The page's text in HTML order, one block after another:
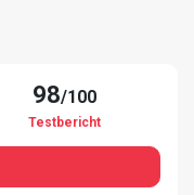
98/100
Testbericht